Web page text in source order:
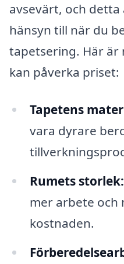
avsevärt, och
hänsyn till när du
tapetsering. Här är
kan påverka priset:
Tapetens
vara dyrare
Rumets storlek:
mer arbete och
kostnaden.